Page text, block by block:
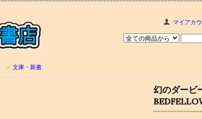
マイアカ
> 文庫・新書
幻のダー